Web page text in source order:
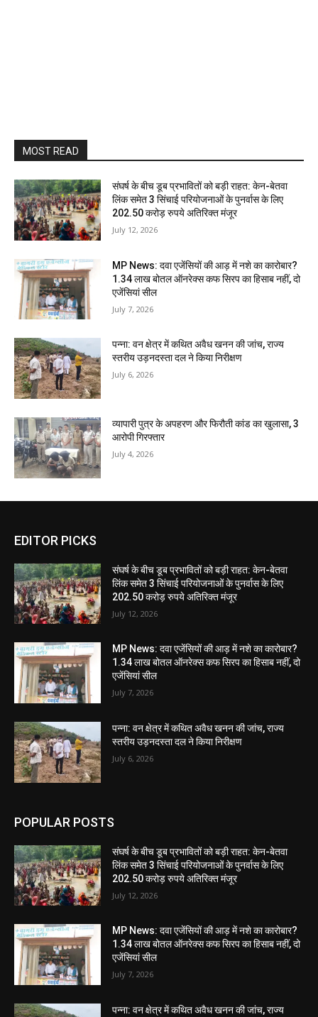
MOST READ
संघर्ष के बीच डूब प्रभावितों को बड़ी राहत: केन-बेतवा
लिंक समेत 3 सिंचाई परियोजनाओं के पुनर्वास के लिए
202.50 करोड़ रुपये अतिरिक्त मंजूर
July 12, 2026
MP News: दवा एजेंसियों की आड़ में नशे का कारोबार?
1.34 लाख बोतल ऑनरेक्स कफ सिरप का हिसाब नहीं, दो
एजेंसियां सील
July 7, 2026
पन्ना: वन क्षेत्र में कथित अवैध खनन की जांच, राज्य
स्तरीय उड़नदस्ता दल ने किया निरीक्षण
July 6, 2026
व्यापारी पुत्र के अपहरण और फिरौती कांड का खुलासा, 3
आरोपी गिरफ्तार
July 4, 2026
EDITOR PICKS
संघर्ष के बीच डूब प्रभावितों को बड़ी राहत: केन-बेतवा
लिंक समेत 3 सिंचाई परियोजनाओं के पुनर्वास के लिए
202.50 करोड़ रुपये अतिरिक्त मंजूर
July 12, 2026
MP News: दवा एजेंसियों की आड़ में नशे का कारोबार?
1.34 लाख बोतल ऑनरेक्स कफ सिरप का हिसाब नहीं, दो
एजेंसियां सील
July 7, 2026
पन्ना: वन क्षेत्र में कथित अवैध खनन की जांच, राज्य
स्तरीय उड़नदस्ता दल ने किया निरीक्षण
July 6, 2026
POPULAR POSTS
संघर्ष के बीच डूब प्रभावितों को बड़ी राहत: केन-बेतवा
लिंक समेत 3 सिंचाई परियोजनाओं के पुनर्वास के लिए
202.50 करोड़ रुपये अतिरिक्त मंजूर
July 12, 2026
MP News: दवा एजेंसियों की आड़ में नशे का कारोबार?
1.34 लाख बोतल ऑनरेक्स कफ सिरप का हिसाब नहीं, दो
एजेंसियां सील
July 7, 2026
पन्ना: वन क्षेत्र में कथित अवैध खनन की जांच, राज्य